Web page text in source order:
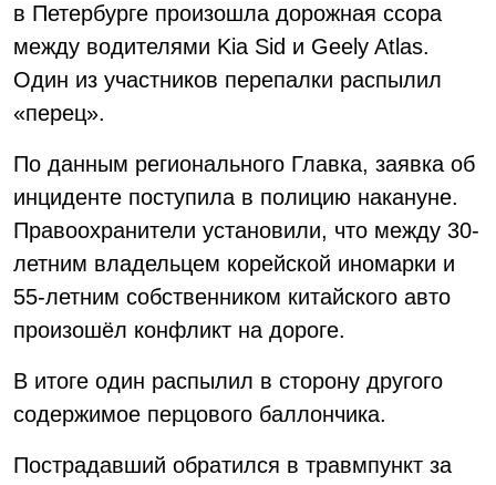
в Петербурге произошла дорожная ссора
между водителями Kia Sid и Geely Atlas.
Один из участников перепалки распылил
«перец».
По данным регионального Главка, заявка об
инциденте поступила в полицию накануне.
Правоохранители установили, что между 30-
летним владельцем корейской иномарки и
55-летним собственником китайского авто
произошёл конфликт на дороге.
В итоге один распылил в сторону другого
содержимое перцового баллончика.
Пострадавший обратился в травмпункт за